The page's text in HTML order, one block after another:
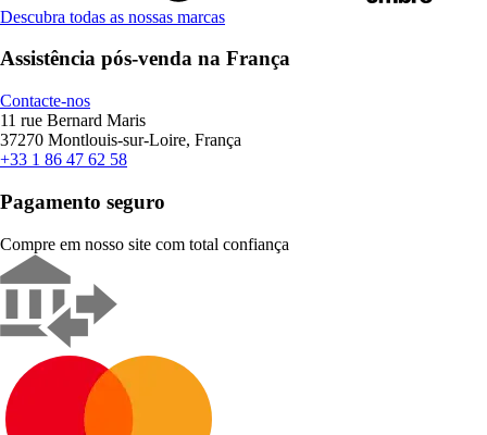
Descubra todas as nossas marcas
Assistência pós-venda na França
Contacte-nos
11 rue Bernard Maris
37270 Montlouis-sur-Loire, França
+33 1 86 47 62 58
Pagamento seguro
Compre em nosso site com total confiança